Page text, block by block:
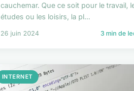
cauchemar. Que ce soit pour le travail,
études ou les loisirs, la pl...
26 juin 2024 3 min de
INTERNET